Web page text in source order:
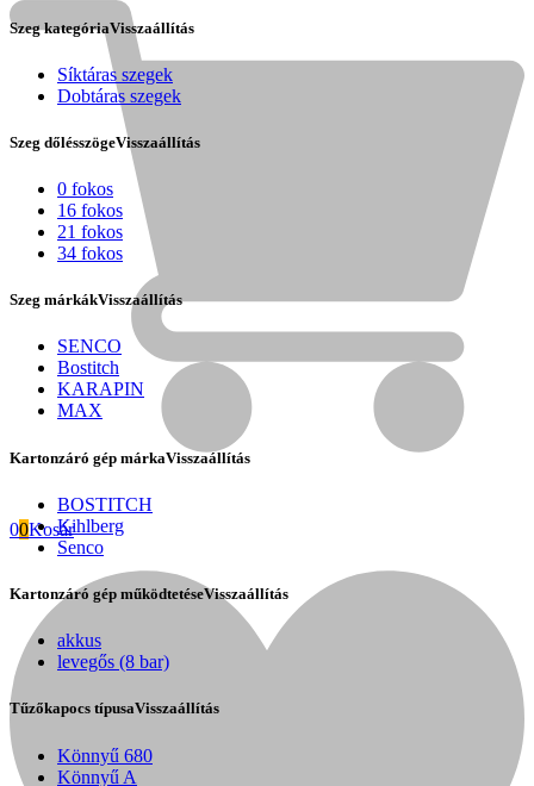
Kihlberg
00Kosár
Szeg kategóriaVisszaállítás
Síktáras szegek
Dobtáras szegek
Szeg dőlésszögeVisszaállítás
0 fokos
16 fokos
21 fokos
34 fokos
Szeg márkákVisszaállítás
SENCO
Bostitch
KARAPIN
MAX
Kartonzáró gép márkaVisszaállítás
BOSTITCH
Kihlberg
Senco
Kartonzáró gép működtetéseVisszaállítás
akkus
levegős (8 bar)
Tűzőkapocs típusaVisszaállítás
Könnyű 680
Könnyű A